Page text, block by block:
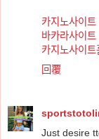
카지노사이트
바카라사이트
카지노사이트
回覆
Just desire